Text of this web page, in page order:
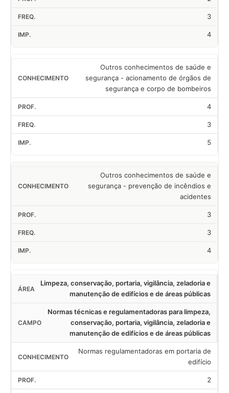
3
4
Outros conhecimentos de saúde e
segurança - acionamento de órgãos de
segurança e corpo de bombeiros
4
3
5
Outros conhecimentos de saúde e
segurança - prevenção de incêndios e
acidentes
3
3
4
Limpeza, conservação, portaria, vigilância, zeladoria e
manutenção de edifícios e de áreas públicas
Normas técnicas e regulamentadoras para limpeza,
conservação, portaria, vigilância, zeladoria e
manutenção de edifícios e de áreas públicas
Normas regulamentadoras em portaria de
edifício
2